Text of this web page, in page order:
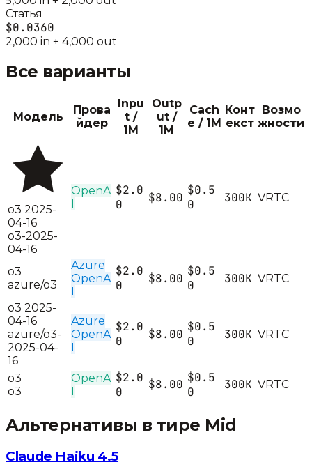
Статья
$0.0360
2,000 in + 4,000 out
Все варианты
Модель
Прова
йдер
Inpu
t /
1M
Outp
ut /
1M
Cach
e / 1M
Конт
екст
Возмо
жности
o3 2025-
04-16
o3-2025-
04-16
OpenA $2.0
0
$8.00
$0.5
0
300K VRTC
o3
azure/o3
Azure
OpenA
$2.0
0
$8.00
$0.5
0
300K VRTC
o3 2025-
04-16
azure/o3-
2025-04-
16
Azure
OpenA
$2.0
0
$8.00
$0.5
0
300K VRTC
o3
o3
OpenA $2.0
0
$8.00 $0.5
0
300K VRTC
Альтернативы в тире Mid
Claude Haiku 4.5